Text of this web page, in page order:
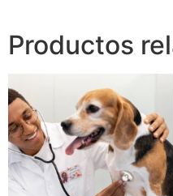
Productos